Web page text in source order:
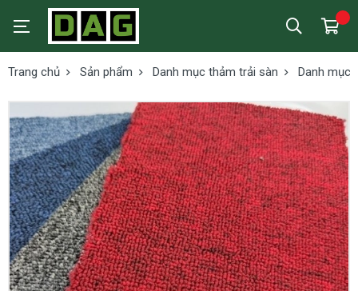
Trang chủ Sản phẩm Danh mục thảm trải sàn Danh mục